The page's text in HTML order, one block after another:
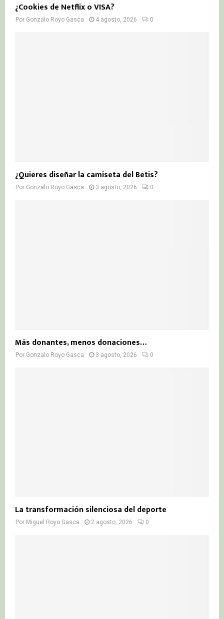
¿Cookies de Netflix o VISA?
Por Gonzalo Royo Gasca 4 agosto, 2026 0
¿Quieres diseñar la camiseta del Betis?
Por Gonzalo Royo Gasca 3 agosto, 2026 0
Más donantes, menos donaciones…
Por Gonzalo Royo Gasca 3 agosto, 2026 0
La transformación silenciosa del deporte
Por Miguel Royo Gasca 2 agosto, 2026 0